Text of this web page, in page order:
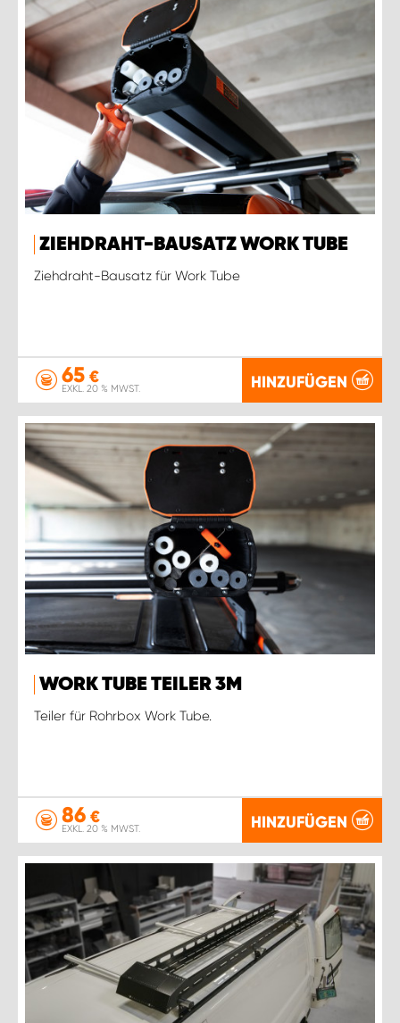
ZIEHDRAHT-BAUSATZ WORK TUBE
Ziehdraht-Bausatz für Work Tube
65 €
EXKL. 20 % MWST. HINZUFÜGEN
WORK TUBE TEILER 3M
Teiler für Rohrbox Work Tube.
86 €
EXKL. 20 % MWST. HINZUFÜGEN